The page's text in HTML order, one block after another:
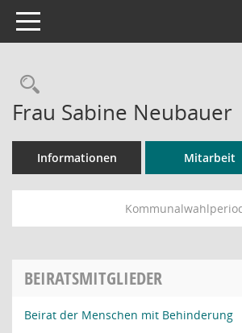
Toggle navigation
Rechercheauswahl
Frau Sabine Neubauer
Informationen Mitarbeit
BEIRATSMITGLIEDER
Beirat der Menschen mit Behinderung